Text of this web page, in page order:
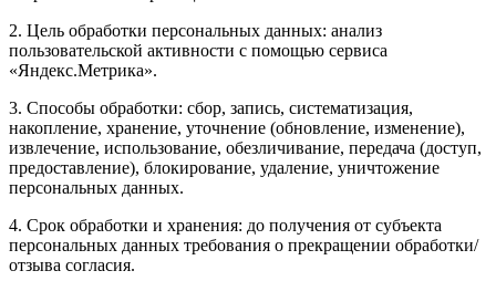
2. Цель обработки персональных данных: анализ
пользовательской активности с помощью сервиса
«Яндекс.Метрика».
3. Способы обработки: сбор, запись, систематизация,
накопление, хранение, уточнение (обновление, изменение),
извлечение, использование, обезличивание, передача (доступ,
предоставление), блокирование, удаление, уничтожение
персональных данных.
4. Срок обработки и хранения: до получения от субъекта
персональных данных требования о прекращении обработки/
отзыва согласия.